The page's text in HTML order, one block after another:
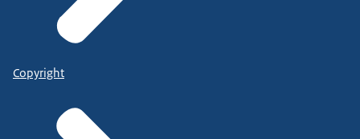
Copyright